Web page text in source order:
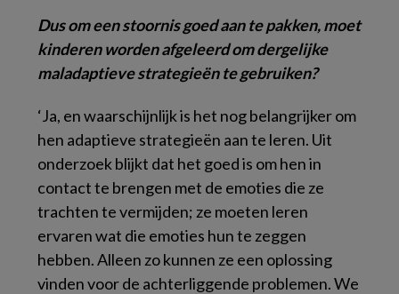
Dus om een stoornis goed aan te pakken, moet
kinderen worden afgeleerd om dergelijke
maladaptieve strategieën te gebruiken?
‘Ja, en waarschijnlijk is het nog belangrijker om
hen adaptieve strategieën aan te leren. Uit
onderzoek blijkt dat het goed is om hen in
contact te brengen met de emoties die ze
trachten te vermijden; ze moeten leren
ervaren wat die emoties hun te zeggen
hebben. Alleen zo kunnen ze een oplossing
vinden voor de achterliggende problemen. We